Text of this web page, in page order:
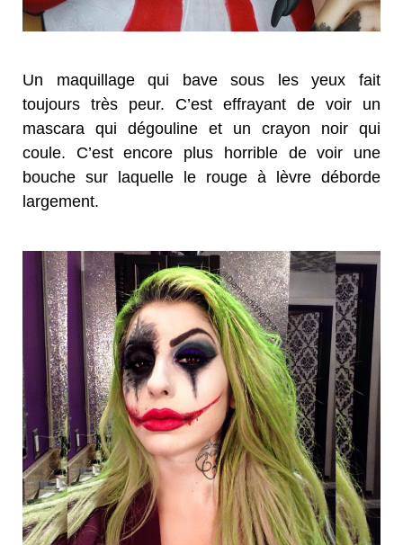
Un maquillage qui bave sous les yeux fait
toujours très peur. C’est effrayant de voir un
mascara qui dégouline et un crayon noir qui
coule. C’est encore plus horrible de voir une
bouche sur laquelle le rouge à lèvre déborde
largement.